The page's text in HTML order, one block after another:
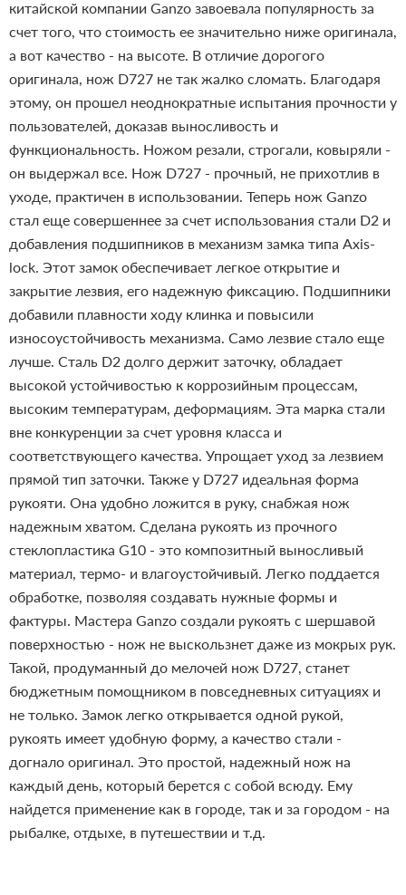
китайской компании Ganzo завоевала популярность за
счет того, что стоимость ее значительно ниже оригинала,
а вот качество - на высоте. В отличие дорогого
оригинала, нож D727 не так жалко сломать. Благодаря
этому, он прошел неоднократные испытания прочности у
пользователей, доказав выносливость и
функциональность. Ножом резали, строгали, ковыряли -
он выдержал все. Нож D727 - прочный, не прихотлив в
уходе, практичен в использовании. Теперь нож Ganzo
стал еще совершеннее за счет использования стали D2 и
добавления подшипников в механизм замка типа Axis-
lock. Этот замок обеспечивает легкое открытие и
закрытие лезвия, его надежную фиксацию. Подшипники
добавили плавности ходу клинка и повысили
износоустойчивость механизма. Само лезвие стало еще
лучше. Сталь D2 долго держит заточку, обладает
высокой устойчивостью к коррозийным процессам,
высоким температурам, деформациям. Эта марка стали
вне конкуренции за счет уровня класса и
соответствующего качества. Упрощает уход за лезвием
прямой тип заточки. Также у D727 идеальная форма
рукояти. Она удобно ложится в руку, снабжая нож
надежным хватом. Сделана рукоять из прочного
стеклопластика G10 - это композитный выносливый
материал, термо- и влагоустойчивый. Легко поддается
обработке, позволяя создавать нужные формы и
фактуры. Мастера Ganzo создали рукоять с шершавой
поверхностью - нож не выскользнет даже из мокрых рук.
Такой, продуманный до мелочей нож D727, станет
бюджетным помощником в повседневных ситуациях и
не только. Замок легко открывается одной рукой,
рукоять имеет удобную форму, а качество стали -
догнало оригинал. Это простой, надежный нож на
каждый день, который берется с собой всюду. Ему
найдется применение как в городе, так и за городом - на
рыбалке, отдыхе, в путешествии и т.д.